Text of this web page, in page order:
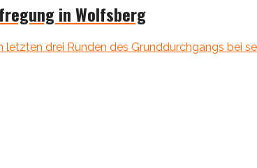
in Wolfsberg
drei Runden des Grunddurchgangs bei